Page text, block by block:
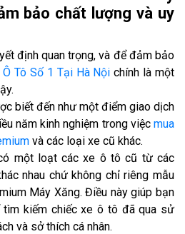
bảo chất lượng và uy
định quan trọng, và để đảm bảo
Ô Tô Số 1 Tại Hà Nội chính là một
biết đến như một điểm giao dịch
năm kinh nghiệm trong việc mua
và các loại xe cũ khác.
một loạt các xe ô tô cũ từ các
nhau chứ không chỉ riêng mẫu
Máy Xăng. Điều này giúp bạn
kiếm chiếc xe ô tô đã qua sử
và sở thích cá nhân.